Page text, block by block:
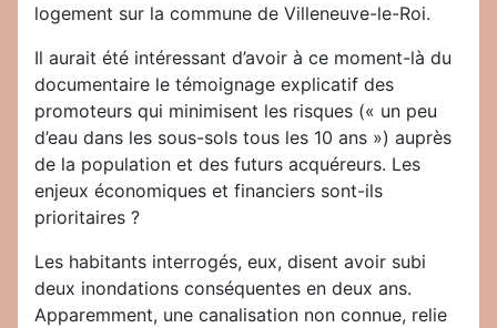
logement sur la commune de Villeneuve-le-Roi.
Il aurait été intéressant d’avoir à ce moment-là du
documentaire le témoignage explicatif des
promoteurs qui minimisent les risques (« un peu
d’eau dans les sous-sols tous les 10 ans ») auprès
de la population et des futurs acquéreurs. Les
enjeux économiques et financiers sont-ils
prioritaires ?
Les habitants interrogés, eux, disent avoir subi
deux inondations conséquentes en deux ans.
Apparemment, une canalisation non connue, relie